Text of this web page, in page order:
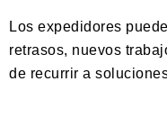
Los expedidores
retrasos, nuevos
de recurrir a